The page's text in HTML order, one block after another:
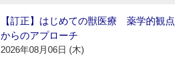
【訂正】はじめての獣医療 薬学的観点
からのアプローチ
2026年08月06日 (木)